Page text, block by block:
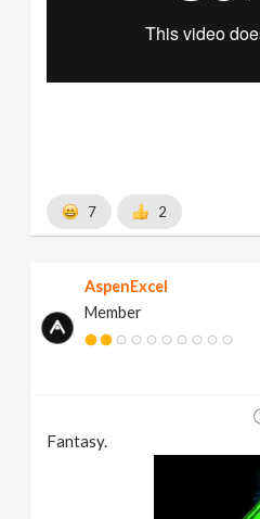
7 2
AspenExcel
Member
Fantasy.